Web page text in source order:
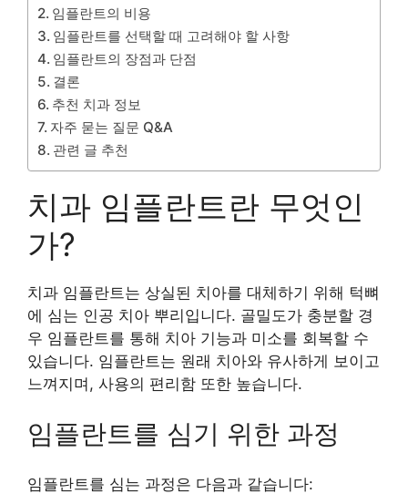
임플란트의 비용
임플란트를 선택할 때 고려해야 할 사항
임플란트의 장점과 단점
결론
추천 치과 정보
자주 묻는 질문 Q&A
관련 글 추천
치과 임플란트란 무엇인
가?
치과 임플란트는 상실된 치아를 대체하기 위해 턱뼈
에 심는 인공 치아 뿌리입니다. 골밀도가 충분할 경
우 임플란트를 통해 치아 기능과 미소를 회복할 수
있습니다. 임플란트는 원래 치아와 유사하게 보이고
느껴지며, 사용의 편리함 또한 높습니다.
임플란트를 심기 위한 과정
임플란트를 심는 과정은 다음과 같습니다: